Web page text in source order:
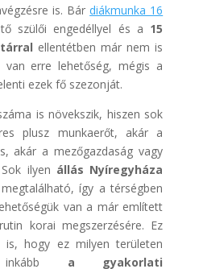
is. Bár diákmunka 16
szülői engedéllyel és a 15
ellentétben már nem is
van erre lehetőség, mégis a
ezek fő szezonját.
is növekszik, hiszen sok
plusz munkaerőt, akár a
akár a mezőgazdaság vagy
ilyen állás Nyíregyháza
így a térségben
van a már említett
korai megszerzésére. Ez
is, hogy ez milyen területen
a gyakorlati